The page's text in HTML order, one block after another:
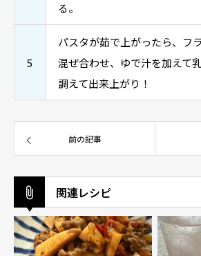
る。
5
パスタが茹で上がったら、フ
混ぜ合わせ、ゆで汁を加えて
調えて出来上がり！
前の記事
関連レシピ